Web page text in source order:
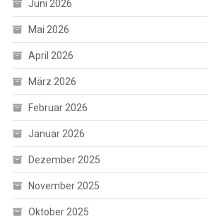
Juni 2026
Mai 2026
April 2026
März 2026
Februar 2026
Januar 2026
Dezember 2025
November 2025
Oktober 2025